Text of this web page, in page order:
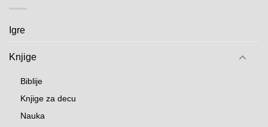
Igre
Knjige
Biblije
Knjige za decu
Nauka